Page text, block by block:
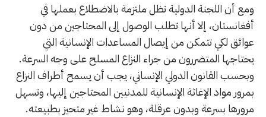
ومع أن اللجنة الدولية تظل ملتزمة بالاضطلاع بعملها في
أفغانستان، إلا أنها تطلب الوصول إلى المحتاجين من دون
عوائق لكي تتمكن من إيصال المساعدات الإنسانية التي
يحتاجها المتضررون من جراء النزاع المسلح على وجه السرعة.
وبحسب القانون الدولي الإنساني، يجب أن يسمح أطراف النزاع
بمرور مواد الإغاثة الإنسانية للمدنيين المحتاجين إليها، وتسهل
مرورها بسرعة وبدون عرقلة، وهو نشاط غير متحيز بطبيعته.